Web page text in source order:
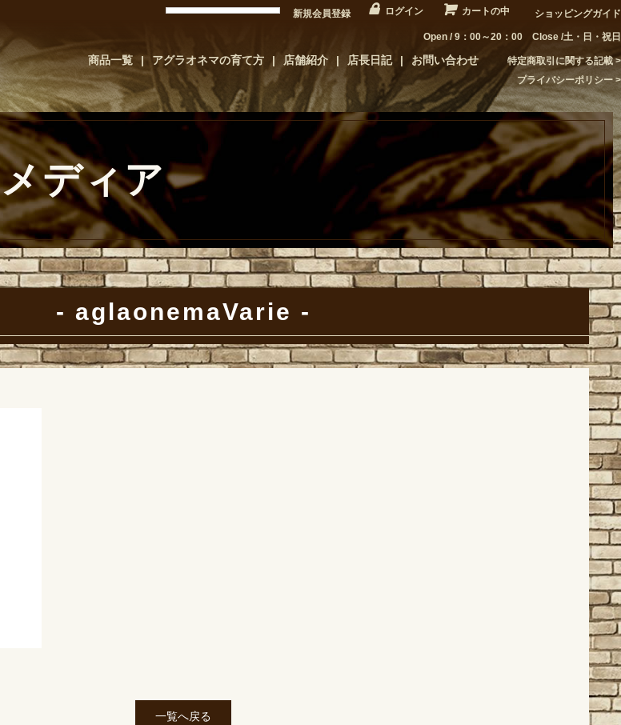
新規会員登録 ログイン カートの中 ショッピングガイド
Open / 9：00～20：00 Close /土・日・祝日
商品一覧 アグラオネマの育て方 店舗紹介 店長日記 お問い合わせ
特定商取引に関する記載
プライバシーポリシー
メディア
aglaonemaVarie
一覧へ戻る